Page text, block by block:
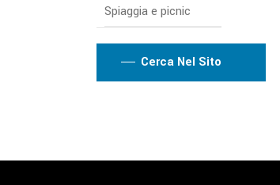
Spiaggia e picnic
Cerca Nel Sito